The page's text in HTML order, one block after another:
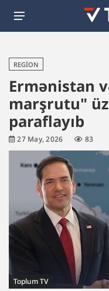
REGION
Ermənistan
marşrutu"
paraflayıb
27 May, 2026 83
Toplum TV